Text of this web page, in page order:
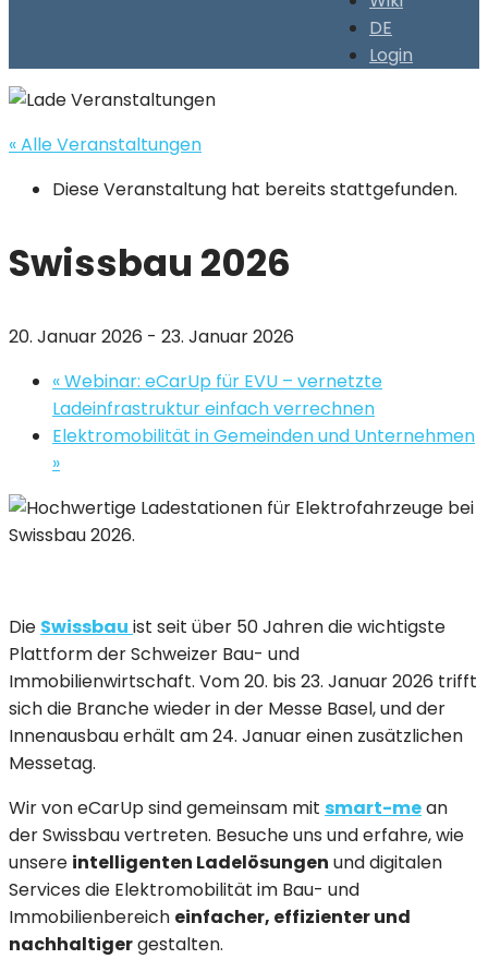
DE
Login
« Alle Veranstaltungen
Diese Veranstaltung hat bereits stattgefunden.
Swissbau 2026
20. Januar 2026 - 23. Januar 2026
«Webinar: eCarUp für EVU – vernetzte
Ladeinfrastruktur einfach verrechnen
Elektromobilität in Gemeinden und Unternehmen
»
Die Swissbau ist seit über 50 Jahren die wichtigste
Plattform der Schweizer Bau- und
Immobilienwirtschaft. Vom 20. bis 23. Januar 2026 trifft
sich die Branche wieder in der Messe Basel, und der
Innenausbau erhält am 24. Januar einen zusätzlichen
Messetag.
Wir von eCarUp sind gemeinsam mit smart-mean
der Swissbau vertreten. Besuche uns und erfahre, wie
unsere intelligenten Ladelösungen und digitalen
Services die Elektromobilität im Bau- und
Immobilienbereich einfacher, effizienter und
nachhaltigergestalten.